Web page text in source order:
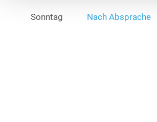
Sonntag Nach Absprache